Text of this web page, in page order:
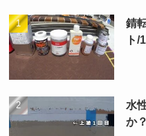
錆
ト/
水
か？